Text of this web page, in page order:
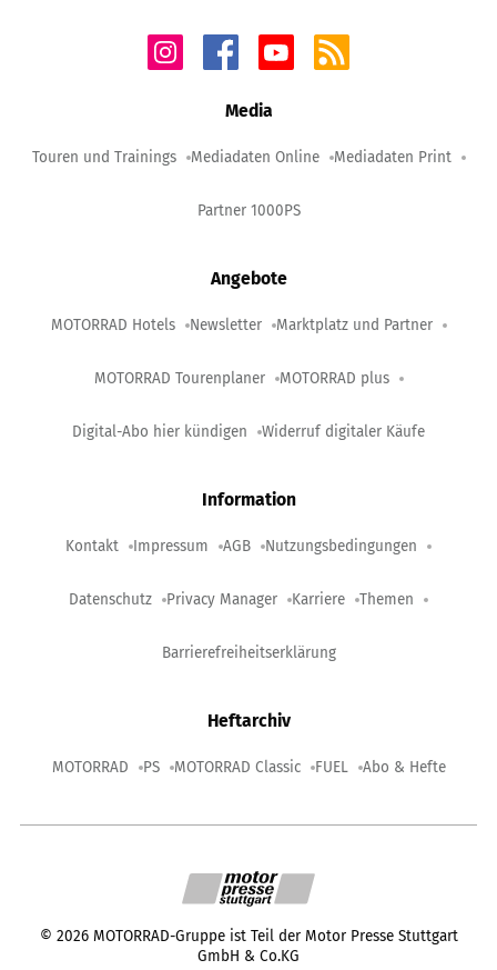
Media
Touren und Trainings Mediadaten Online Mediadaten Print
Partner 1000PS
Angebote
MOTORRAD Hotels Newsletter Marktplatz und Partner
MOTORRAD Tourenplaner MOTORRAD plus
Digital-Abo hier kündigen Widerruf digitaler Käufe
Information
Kontakt Impressum AGB Nutzungsbedingungen
Datenschutz Privacy Manager Karriere Themen
Barrierefreiheitserklärung
Heftarchiv
MOTORRAD PS MOTORRAD Classic FUEL Abo & Hefte
© 2026 MOTORRAD-Gruppe ist Teil der Motor Presse Stuttgart
GmbH & Co.KG